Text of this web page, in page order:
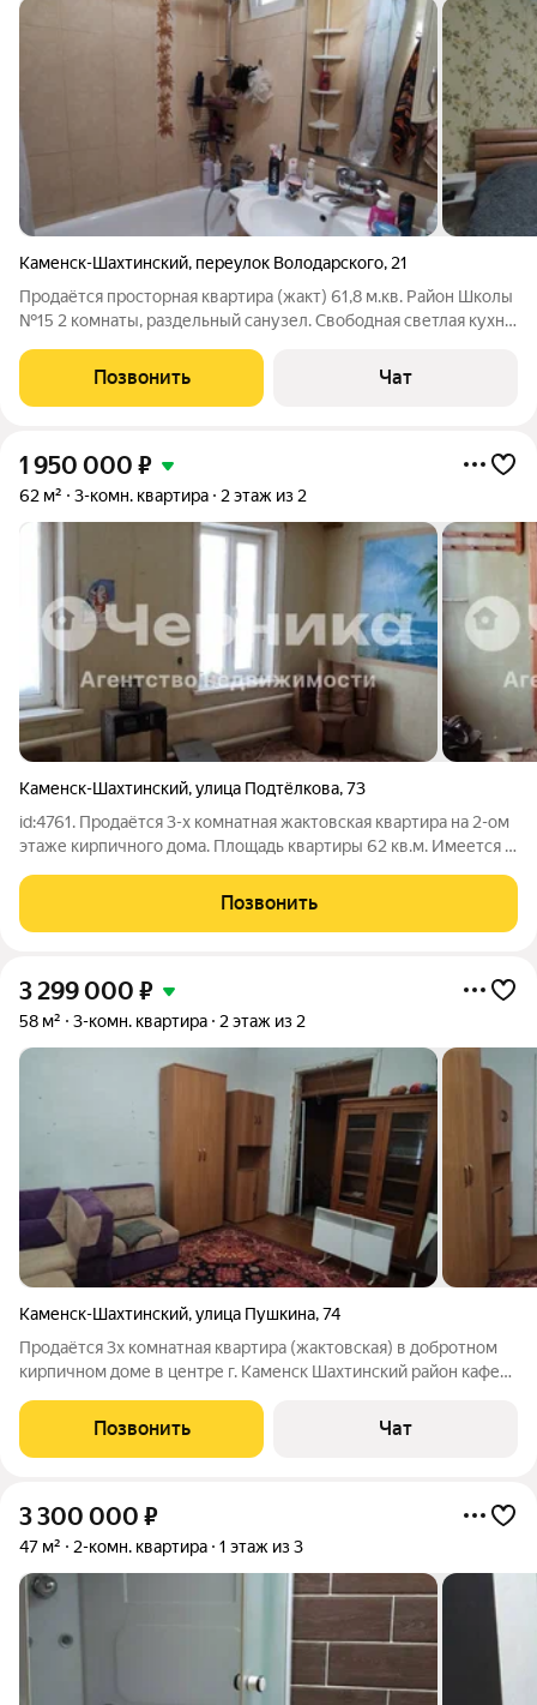
Каменск-Шахтинский, переулок Володарского, 21
Продаётся просторная квартира (жакт) 61,8 м.кв. Район Школы
№15 2 комнаты, раздельный санузел. Свободная светлая кухня.
санузле установлен тёплый пол. Подвал в доме, окна
металлопластиковые.
Позвонить Чат
1 950 000 ₽
62 м² 3-комн. квартира 2 этаж из 2
Каменск-Шахтинский,улица Подтёлкова,73
id:4761. Продаётся 3-х комнатная жактовская квартира на 2-ом
этаже кирпичного дома. Площадь квартиры 62 кв.м. Имеется 3
воды и отопления установлен двухконтурный котёл. Вода и
канализация
Позвонить
3 299 000 ₽
58 м² 3-комн. квартира 2 этаж из 2
Каменск-Шахтинский,улица Пушкина,74
Продаётся 3х комнатная квартира (жактовская) в добротном
кирпичном доме в центре г. Каменск Шахтинский район кафе
(установлен напольный газовый котел). Коммунальные
платежи не высокие . Вода
Позвонить Чат
3 300 000 ₽
47 м² 2-комн. квартира 1 этаж из 3